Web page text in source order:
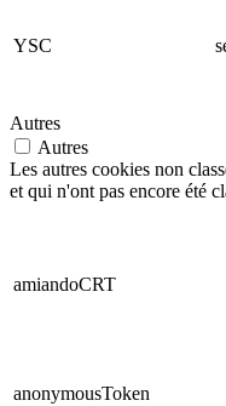
YSC
Autres
Autres
Les autres cookies non
et qui n'ont pas encore été
amiandoCRT
anonymousToken